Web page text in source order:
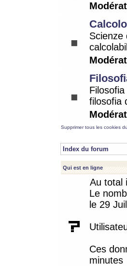
Calcolo
Scienze
filosofia
Supprimer tous les cookies
Index du forum
Qui est en ligne
Au total
Le
le 29
Ces
minutes